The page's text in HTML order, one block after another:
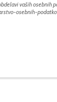
vaših osebnih
osebnih-